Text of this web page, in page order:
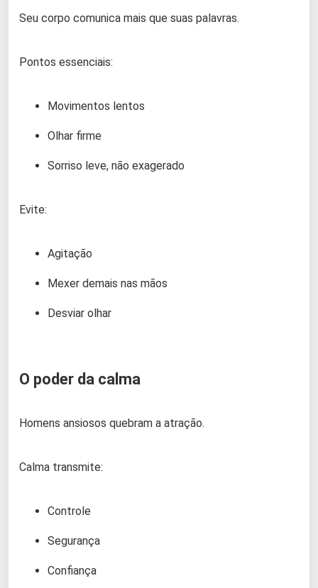
Seu corpo comunica mais que suas palavras.
Pontos essenciais:
Movimentos lentos
Olhar firme
Sorriso leve, não exagerado
Evite:
Agitação
Mexer demais nas mãos
Desviar olhar
O poder da calma
Homens ansiosos quebram a atração.
Calma transmite:
Controle
Segurança
Confiança